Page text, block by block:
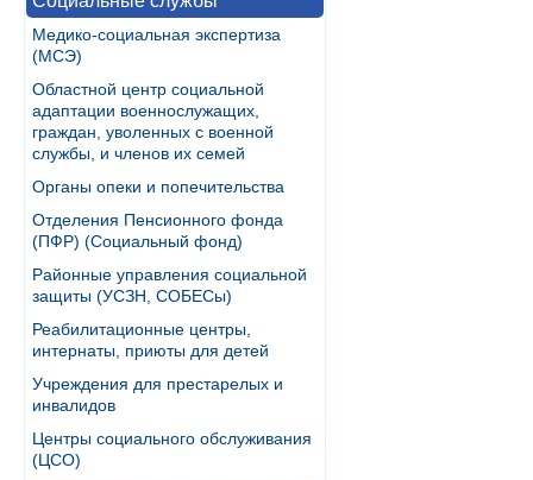
Медико-социальная экспертиза
(МСЭ)
Областной центр социальной
адаптации военнослужащих,
граждан, уволенных с военной
службы, и членов их семей
Органы опеки и попечительства
Отделения Пенсионного фонда
(ПФР) (Социальный фонд)
Районные управления социальной
защиты (УСЗН, СОБЕСы)
Реабилитационные центры,
интернаты, приюты для детей
Учреждения для престарелых и
инвалидов
Центры социального обслуживания
(ЦСО)